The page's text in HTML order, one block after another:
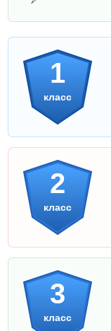
1
класс
2
класс
3
класс